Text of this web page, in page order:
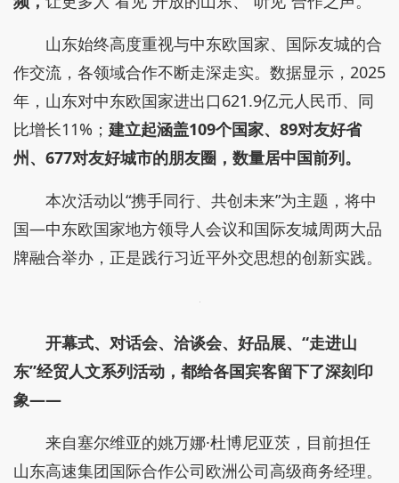
山东始终高度重视与中东欧国家、国际友城的合
作交流，各领域合作不断走深走实。数据显示，2025
年，山东对中东欧国家进出口621.9亿元人民币、同
比增长11%； 建立起涵盖109个国家、89对友好省
州、677对友好城市的朋友圈，数量居中国前列。
本次活动以“携手同行、共创未来”为主题，将中
国—中东欧国家地方领导人会议和国际友城周两大品
牌融合举办，正是践行习近平外交思想的创新实践。
开幕式、对话会、洽谈会、好品展、“走进山
东”经贸人文系列活动，都给各国宾客留下了深刻印
象——
来自塞尔维亚的姚万娜·杜博尼亚茨，目前担任
山东高速集团国际合作公司欧洲公司高级商务经理。